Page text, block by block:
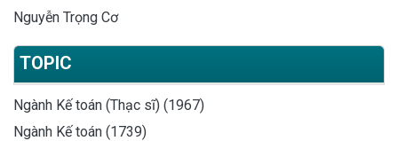
Nguyễn Trọng Cơ
TOPIC
Ngành Kế toán (Thạc sĩ) (1967)
Ngành Kế toán (1739)